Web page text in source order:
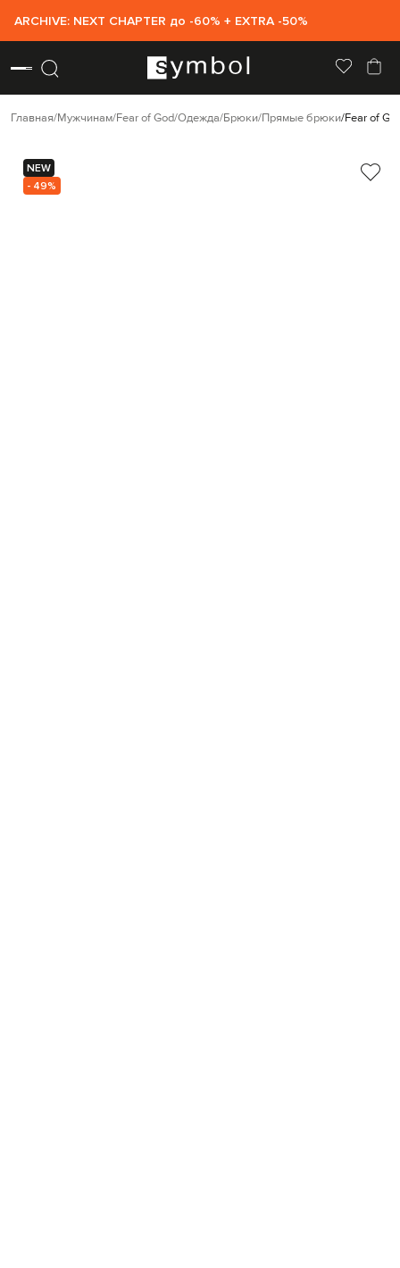
ARCHIVE: NEXT CHAPTER до -60% + EXTRA -50%
Главная Мужчинам Fear of God Одежда Брюки Прямые брюки Fear of
NEW
- 49%